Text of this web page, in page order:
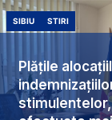
Plățile
stimulentelor,
SIBIU STIRI